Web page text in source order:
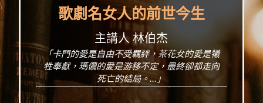
歌劇名女人的前世今生
主講人 林伯杰
「卡門的愛是自由不受羈絆，茶花女的愛是犧
牲奉獻，瑪儂的愛是游移不定，最終卻都走向
死亡的結局。...」